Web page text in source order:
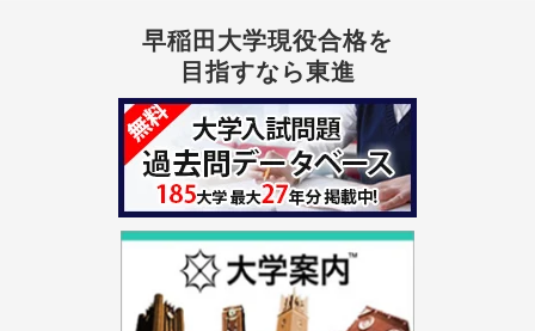
早稲田大学現役合格を
目指すなら東進